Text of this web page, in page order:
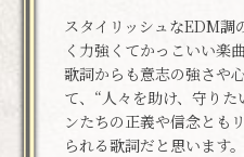
スタイリッシュなEDM調
く力強くてかっこいい楽
歌詞からも意志の強さや
て、“人々を助け、守り
ンたちの正義や信念とも
られる歌詞だと思います。